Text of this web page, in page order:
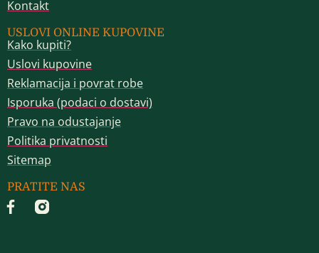
Kontakt
USLOVI ONLINE KUPOVINE
Kako kupiti?
Uslovi kupovine
Reklamacija i povrat robe
Isporuka (podaci o dostavi)
Pravo na odustajanje
Politika privatnosti
Sitemap
PRATITE NAS